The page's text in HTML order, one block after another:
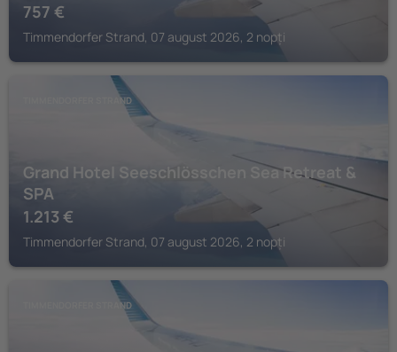
757 €
Timmendorfer Strand, 07 august 2026, 2 nopți
TIMMENDORFER STRAND
Grand Hotel Seeschlösschen Sea Retreat &
SPA
1.213 €
Timmendorfer Strand, 07 august 2026, 2 nopți
TIMMENDORFER STRAND